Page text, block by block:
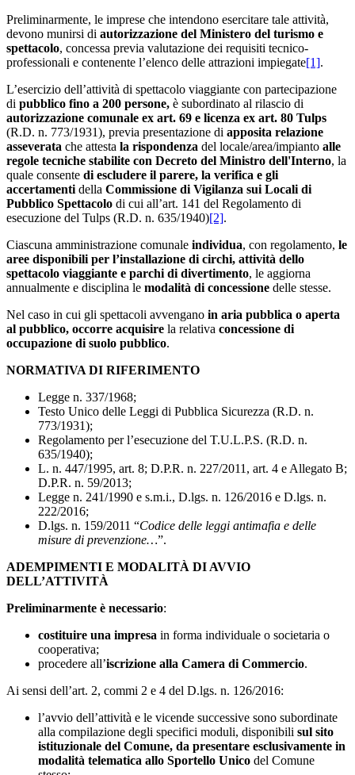
Preliminarmente, le imprese che intendono esercitare tale attività,
devono munirsi di autorizzazione del Ministero del turismo e
spettacolo, concessa previa valutazione dei requisiti tecnico-
professionali e contenente l’elenco delle attrazioni impiegate[1].
L’esercizio dell’attività di spettacolo viaggiante con partecipazione
di pubblico fino a 200 persone, è subordinato al rilascio di
autorizzazione comunale ex art. 69 e licenza ex art. 80 Tulps
(R.D. n. 773/1931), previa presentazione di apposita relazione
asseverata che attesta la rispondenza del locale/area/impianto alle
regole tecniche stabilite con Decreto del Ministro dell'Interno, la
quale consente di escludere il parere, la verifica e gli
accertamenti della Commissione di Vigilanza sui Locali di
Pubblico Spettacolo di cui all’art. 141 del Regolamento di
esecuzione del Tulps (R.D. n. 635/1940)[2].
Ciascuna amministrazione comunale individua, con regolamento, le
aree disponibili per l’installazione di circhi, attività dello
spettacolo viaggiante e parchi di divertimento, le aggiorna
annualmente e disciplina le modalità di concessione delle stesse.
Nel caso in cui gli spettacoli avvengano in aria pubblica o aperta
al pubblico, occorre acquisire la relativa concessione di
occupazione di suolo pubblico.
NORMATIVA DI RIFERIMENTO
Legge n. 337/1968;
Testo Unico delle Leggi di Pubblica Sicurezza (R.D. n.
773/1931);
Regolamento per l’esecuzione del T.U.L.P.S. (R.D. n.
635/1940);
L. n. 447/1995, art. 8; D.P.R. n. 227/2011, art. 4 e Allegato B;
D.P.R. n. 59/2013;
Legge n. 241/1990 e s.m.i., D.lgs. n. 126/2016 e D.lgs. n.
222/2016;
D.lgs. n. 159/2011 “Codice delle leggi antimafia e delle
misure di prevenzione…”.
ADEMPIMENTI E MODALITÀ DI AVVIO
DELL’ATTIVITÀ
Preliminarmente è necessario:
costituire una impresa in forma individuale o societaria o
cooperativa;
procedere all’iscrizione alla Camera di Commercio.
Ai sensi dell’art. 2, commi 2 e 4 del D.lgs. n. 126/2016:
l’avvio dell’attività e le vicende successive sono subordinate
alla compilazione degli specifici moduli, disponibili sul sito
istituzionale del Comune, da presentare esclusivamente in
modalità telematica allo Sportello Unico del Comune